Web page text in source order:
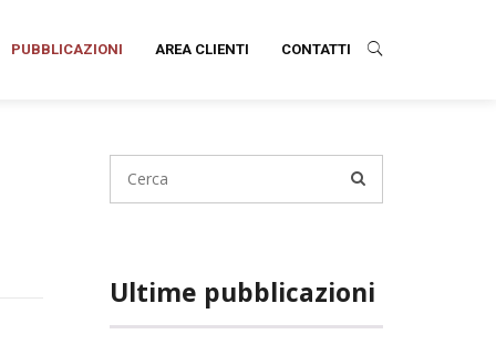
PUBBLICAZIONI AREA CLIENTI CONTATTI
Ultime pubblicazioni